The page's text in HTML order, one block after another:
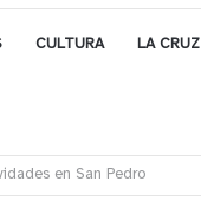
CULTURA LA CRUZ
el sector El Polígono